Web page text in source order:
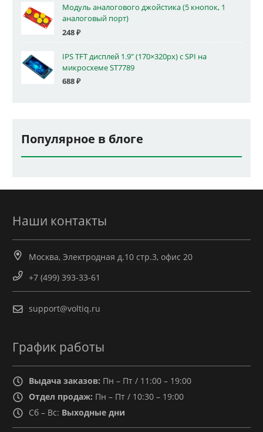
Модуль аналогового джойстика (5 кнопок, 1
аналоговый порт)
248₽
IPS TFT дисплей 1.9" (170×320px) с SPI на
микросхеме ST7789
688₽
Популярное в блоге
Наши контакты
Москва, Электродная д.10 стр.3, офис 20
+7 (499) 393-33-61
support@voltiq.ru
График работы
Выдача заказов: Пн – Пт / 11:00 – 19:00
Отдел продаж: Пн – Пт / 10:30 – 19:00
Сб – Вс: Выходные дни